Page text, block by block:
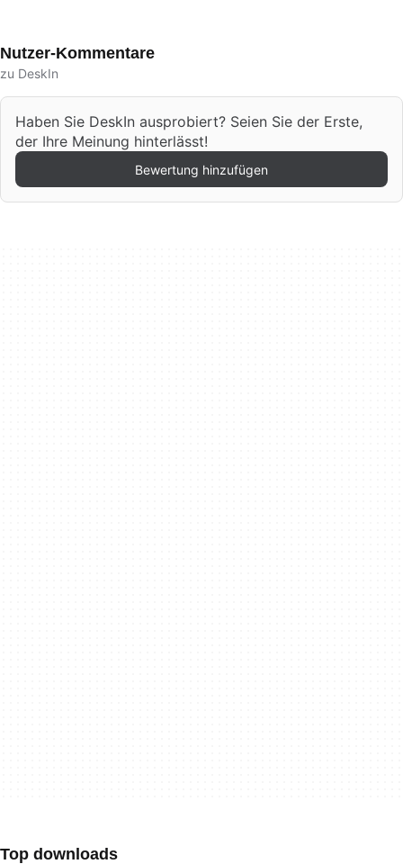
Nutzer-Kommentare
zu DeskIn
Haben Sie DeskIn ausprobiert? Seien Sie der Erste,
der Ihre Meinung hinterlässt!
Bewertung hinzufügen
Top downloads